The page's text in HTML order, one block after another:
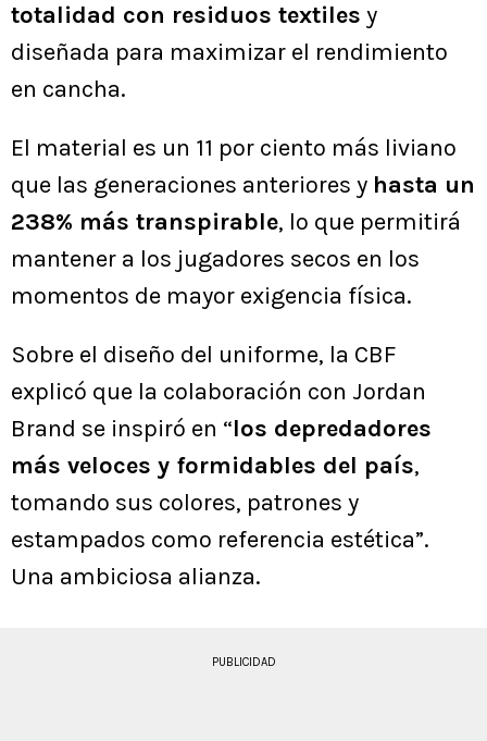
totalidad con residuos textiles y
diseñada para maximizar el rendimiento
en cancha.
El material es un 11 por ciento más liviano
que las generaciones anteriores y hasta un
238% más transpirable, lo que permitirá
mantener a los jugadores secos en los
momentos de mayor exigencia física.
Sobre el diseño del uniforme, la CBF
explicó que la colaboración con Jordan
Brand se inspiró en “los depredadores
más veloces y formidables del país,
tomando sus colores, patrones y
estampados como referencia estética”.
Una ambiciosa alianza.
PUBLICIDAD